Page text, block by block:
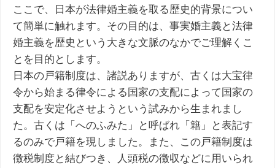
ここで、日本が法律婚主義を取る歴史的背景につい
て簡単に触れます。その目的は、事実婚主義と法律
婚主義を歴史という大きな文脈のなかでご理解くこ
とを目的とします。
日本の戸籍制度は、諸説ありますが、古くは大宝律
令から始まる律令による国家の支配によって国家の
支配を安定化させようという試みから生まれまし
た。古くは「へのふみた」と呼ばれ「籍」と表記す
るのみで戸籍を現しました。また、この戸籍制度は
徴税制度と結びつき、人頭税の徴収などに用いられ